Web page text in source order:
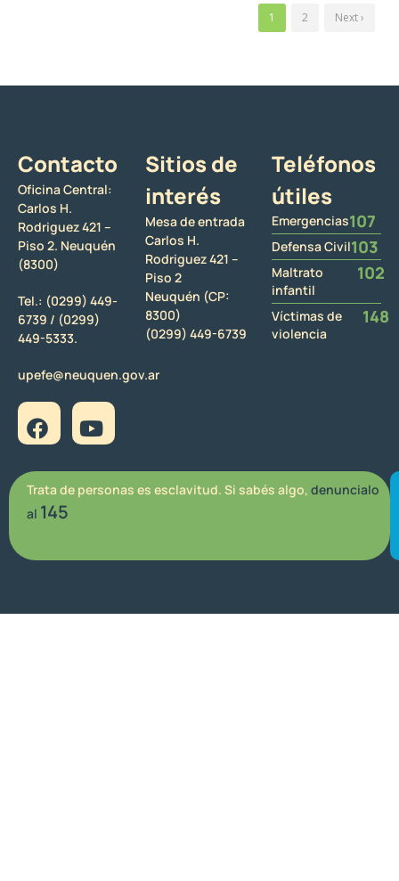
1 2 Next ›
Contacto
Oficina Central:
Carlos H.
Rodriguez 421 –
Piso 2. Neuquén
(8300)
Tel.: (0299) 449-
6739 / (0299)
449-5333.
upefe@neuquen.gov.ar
Sitios de
interés
Mesa de entrada
Carlos H.
Rodriguez 421 –
Piso 2
Neuquén (CP:
8300)
(0299) 449-6739
Teléfonos
útiles
Emergencias107
Defensa Civil103
Maltrato
infantil
102
Víctimas de
violencia
148
Trata de personas es esclavitud. Si sabés algo, denuncialo
al 145